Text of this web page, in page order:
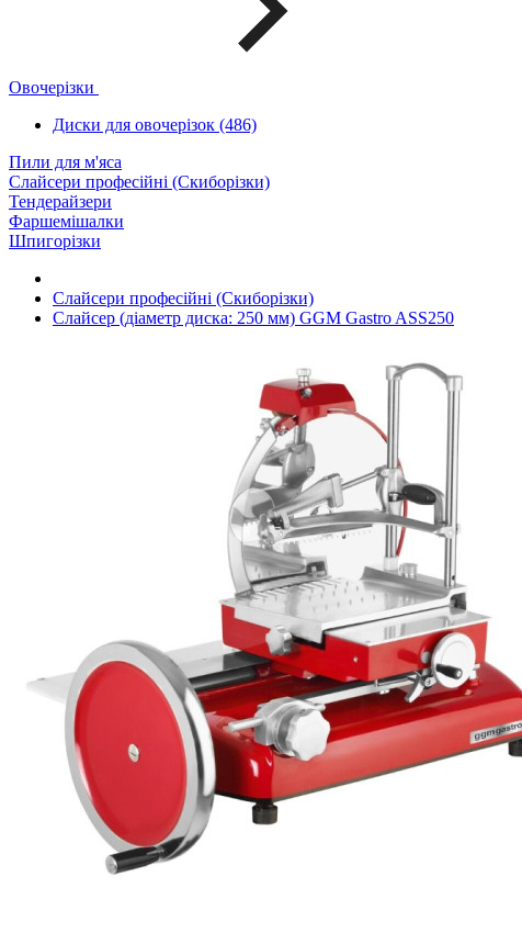
Овочерізки
Диски для овочерізок (486)
Пили для м'яса
Слайсери професійні (Скиборізки)
Тендерайзери
Фаршемішалки
Шпигорізки
Слайсери професійні (Скиборізки)
Слайсер (діаметр диска: 250 мм) GGM Gastro ASS250